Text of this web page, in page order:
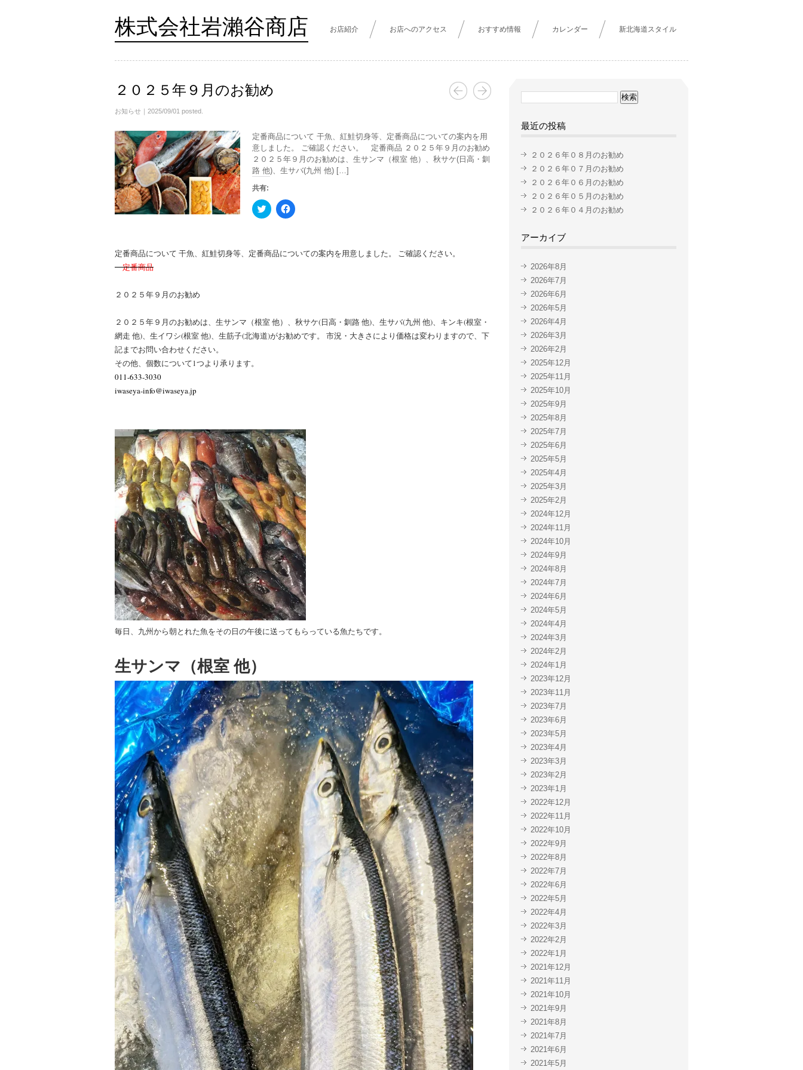
株式会社岩瀨谷商店 お店紹介 お店へのアクセス おすすめ情報 カレンダー 新北海道スタイル
２０２５年９月のお勧め
お知らせ ｜2025/09/01 posted.
定番商品について 干魚、紅鮭切身等、定番商品についての案内を用
意しました。 ご確認ください。 定番商品 ２０２５年９月のお勧め
２０２５年９月のお勧めは、生サンマ（根室 他）、秋サケ(日高・釧
路 他)、生サバ(九州 他) […]
共有:
ク
リ
Twitter
ィ
ン
ド
ウ
Facebook
で
に
く
だ
さ
い
ま
す)
定番商品について 干魚、紅鮭切身等、定番商品についての案内を用意しました。 ご確認ください。
定番商品
２０２５年９月のお勧め
２０２５年９月のお勧めは、生サンマ（根室 他）、秋サケ(日高・釧路 他)、生サバ(九州 他)、キンキ(根室・
網走 他)、生イワシ(根室 他)、生筋子(北海道)がお勧めです。 市況・大きさにより価格は変わりますので、下
記までお問い合わせください。
その他、個数について1つより承ります。
011-633-3030
iwaseya-info@iwaseya.jp
毎日、九州から朝とれた魚をその日の午後に送ってもらっている魚たちです。
生サンマ（根室 他）
最近の投稿
２０２６年０８月のお勧め
２０２６年０７月のお勧め
２０２６年０６月のお勧め
２０２６年０５月のお勧め
２０２６年０４月のお勧め
アーカイブ
2026年8月
2026年7月
2026年6月
2026年5月
2026年4月
2026年3月
2026年2月
2025年12月
2025年11月
2025年10月
2025年9月
2025年8月
2025年7月
2025年6月
2025年5月
2025年4月
2025年3月
2025年2月
2024年12月
2024年11月
2024年10月
2024年9月
2024年8月
2024年7月
2024年6月
2024年5月
2024年4月
2024年3月
2024年2月
2024年1月
2023年12月
2023年11月
2023年7月
2023年6月
2023年5月
2023年4月
2023年3月
2023年2月
2023年1月
2022年12月
2022年11月
2022年10月
2022年9月
2022年8月
2022年7月
2022年6月
2022年5月
2022年4月
2022年3月
2022年2月
2022年1月
2021年12月
2021年11月
2021年10月
2021年9月
2021年8月
2021年7月
2021年6月
2021年5月